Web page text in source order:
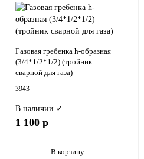
Газовая гребенка h-образная
(3/4*1/2*1/2) (тройник
сварной для газа)
3943
В наличии ✓
1 100 р
В корзину